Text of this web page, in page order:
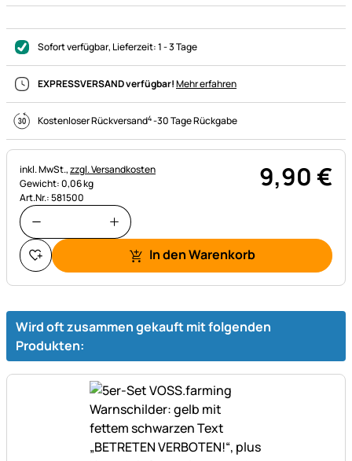
Sofort verfügbar, Lieferzeit:1 - 3 Tage
EXPRESSVERSAND verfügbar!Mehr erfahren
Kostenloser Rückversand4-30 Tage Rückgabe
Steuerhinweis:
inkl. MwSt.,zzgl. Versandkosten
Gewicht: 0,06 kg
Art.Nr.: 581500
9,90€
In den Warenkorb
Wird oft zusammen gekauft mit folgenden
Produkten: